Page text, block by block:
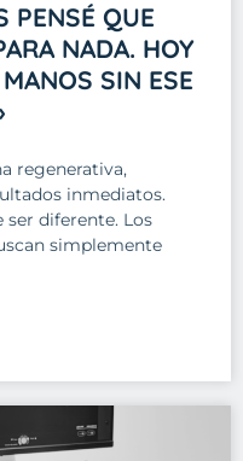
PENSÉ QUE
NADA. HOY
SIN ESE
regenerativa,
inmediatos.
ser diferente. Los
simplemente